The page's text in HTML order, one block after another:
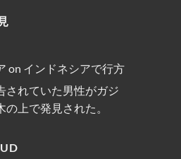
on インドネシアで行方
されていた男性がガジ
の上で発見された。